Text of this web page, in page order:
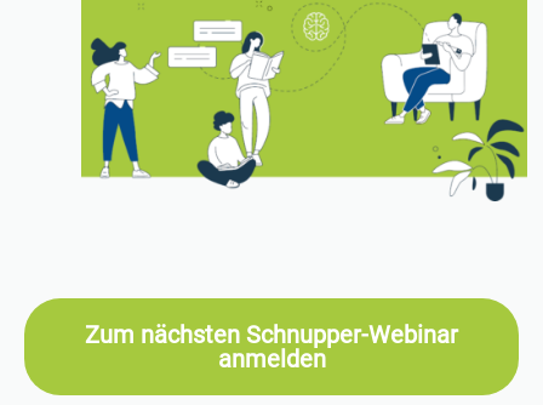
Zum nächsten Schnupper-Webinar
anmelden